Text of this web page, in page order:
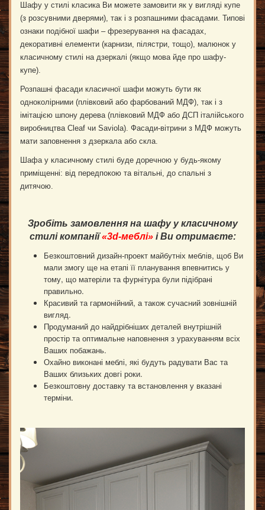
Шафу у стилі класика Ви можете замовити як у вигляді купе
(з розсувними дверями), так і з розпашними фасадами. Типові
ознаки подібної шафи – фрезерування на фасадах,
декоративні елементи (карнизи, пілястри, тощо), малюнок у
класичному стилі на дзеркалі (якщо мова йде про шафу-
купе).
Розпашні фасади класичної шафи можуть бути як
одноколірними (плівковий або фарбований МДФ), так і з
імітацією шпону дерева (плівковий МДФ або ДСП італійського
виробництва Cleaf чи Saviola). Фасади-вітрини з МДФ можуть
мати заповнення з дзеркала або скла.
Шафа у класичному стилі буде доречною у будь-якому
приміщенні: від передпокою та вітальні, до спальні з
дитячою.
Зробіть замовлення на шафу у класичному
стилі компанії «3d-меблі» і Ви отримаєте:
Безкоштовний дизайн-проект майбутніх меблів, щоб Ви
мали змогу ще на етапі її планування впевнитись у
тому, що матеріли та фурнітура були підібрані
правильно.
Красивий та гармонійний, а також сучасний зовнішній
вигляд.
Продуманий до найдрібніших деталей внутрішній
простір та оптимальне наповнення з урахуванням всіх
Ваших побажань.
Охайно виконані меблі, які будуть радувати Вас та
Ваших близьких довгі роки.
Безкоштовну доставку та встановлення у вказані
терміни.